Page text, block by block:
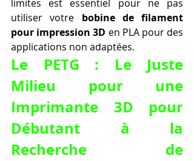
limites est essentiel pour ne pas
utiliser votre bobine de filament
pour impression 3D en PLA pour des
applications non adaptées.
Le PETG : Le Juste
Milieu pour une
Imprimante 3D pour
Débutant à la
Recherche de